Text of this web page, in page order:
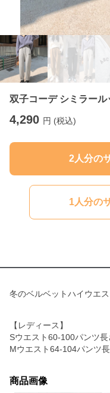
双子コーデ シミラー
4,290 円 (税込)
2人分の
1人分の
冬のベルベットハイウエ
【レディース】
Sウエスト60-100パンツ
Mウエスト64-104パンツ
商品画像